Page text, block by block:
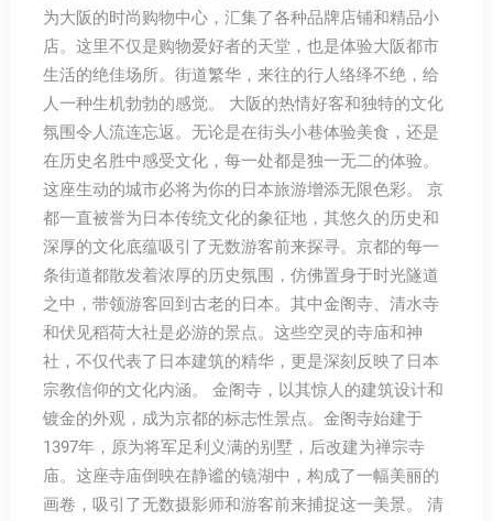
为大阪的时尚购物中心，汇集了各种品牌店铺和精品小
店。这里不仅是购物爱好者的天堂，也是体验大阪都市
生活的绝佳场所。街道繁华，来往的行人络绎不绝，给
人一种生机勃勃的感觉。 大阪的热情好客和独特的文化
氛围令人流连忘返。无论是在街头小巷体验美食，还是
在历史名胜中感受文化，每一处都是独一无二的体验。
这座生动的城市必将为你的日本旅游增添无限色彩。 京
都一直被誉为日本传统文化的象征地，其悠久的历史和
深厚的文化底蕴吸引了无数游客前来探寻。京都的每一
条街道都散发着浓厚的历史氛围，仿佛置身于时光隧道
之中，带领游客回到古老的日本。其中金阁寺、清水寺
和伏见稻荷大社是必游的景点。这些空灵的寺庙和神
社，不仅代表了日本建筑的精华，更是深刻反映了日本
宗教信仰的文化内涵。 金阁寺，以其惊人的建筑设计和
镀金的外观，成为京都的标志性景点。金阁寺始建于
1397年，原为将军足利义满的别墅，后改建为禅宗寺
庙。这座寺庙倒映在静谧的镜湖中，构成了一幅美丽的
画卷，吸引了无数摄影师和游客前来捕捉这一美景。 清